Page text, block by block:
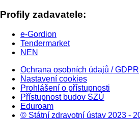
Profily zadavatele:
e-Gordion
Tendermarket
NEN
Ochrana osobních údajů / GDPR
Nastavení cookies
Prohlášení o přístupnosti
Přístupnost budov SZÚ
Eduroam
© Státní zdravotní ústav 2023 -